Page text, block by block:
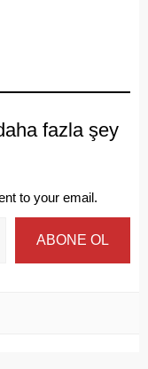
fazla şey
to your email.
ABONE OL